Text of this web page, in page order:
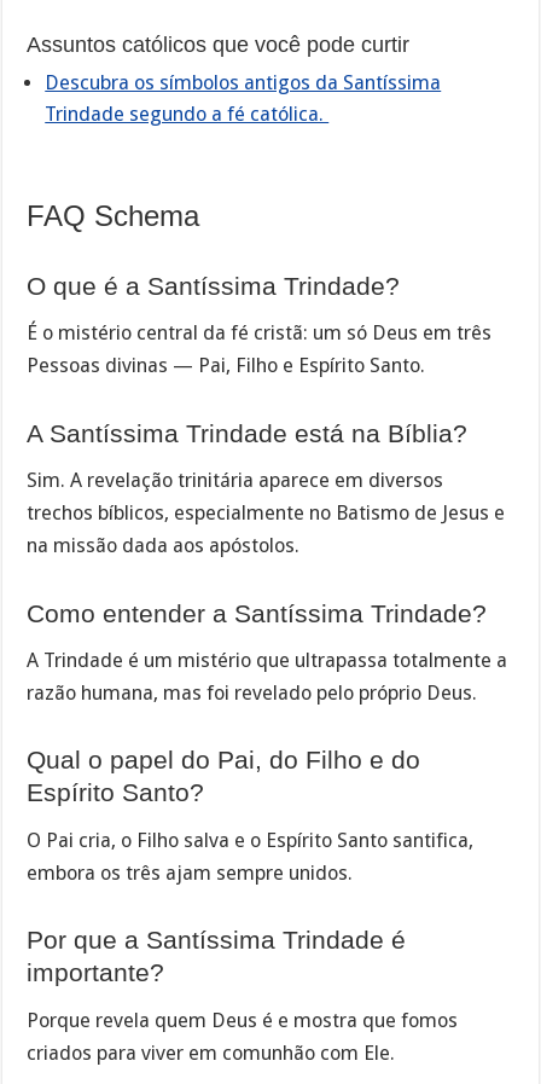
Assuntos católicos que você pode curtir
Descubra os símbolos antigos da Santíssima
Trindade segundo a fé católica.
FAQ Schema
O que é a Santíssima Trindade?
É o mistério central da fé cristã: um só Deus em três
Pessoas divinas — Pai, Filho e Espírito Santo.
A Santíssima Trindade está na Bíblia?
Sim. A revelação trinitária aparece em diversos
trechos bíblicos, especialmente no Batismo de Jesus e
na missão dada aos apóstolos.
Como entender a Santíssima Trindade?
A Trindade é um mistério que ultrapassa totalmente a
razão humana, mas foi revelado pelo próprio Deus.
Qual o papel do Pai, do Filho e do
Espírito Santo?
O Pai cria, o Filho salva e o Espírito Santo santifica,
embora os três ajam sempre unidos.
Por que a Santíssima Trindade é
importante?
Porque revela quem Deus é e mostra que fomos
criados para viver em comunhão com Ele.